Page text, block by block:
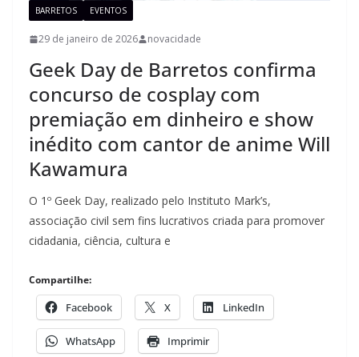
BARRETOS EVENTOS
29 de janeiro de 2026 novacidade
Geek Day de Barretos confirma
concurso de cosplay com
premiação em dinheiro e show
inédito com cantor de anime Will
Kawamura
O 1º Geek Day, realizado pelo Instituto Mark’s,
associação civil sem fins lucrativos criada para promover
cidadania, ciência, cultura e
Compartilhe:
Facebook X LinkedIn
WhatsApp Imprimir